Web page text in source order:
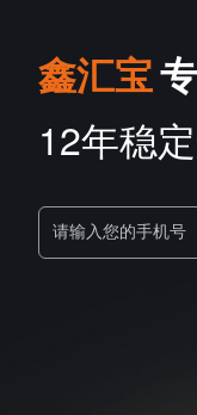
鑫汇宝
12年稳
请输入您的手机号